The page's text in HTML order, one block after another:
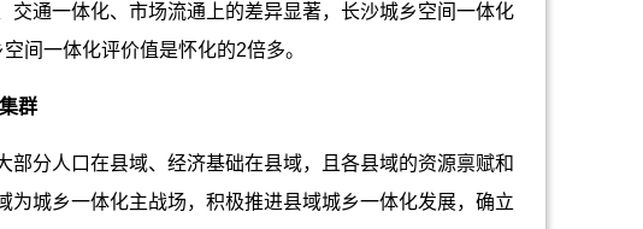
交通一体化、市场流通上的差异显著，长沙城乡空间一体化
间一体化评价值是怀化的2倍多。
群
分人口在县域、经济基础在县域，且各县域的资源禀赋和
为城乡一体化主战场，积极推进县域城乡一体化发展，确立